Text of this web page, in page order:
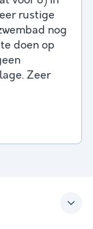
rustige
nog
doen op
Zeer